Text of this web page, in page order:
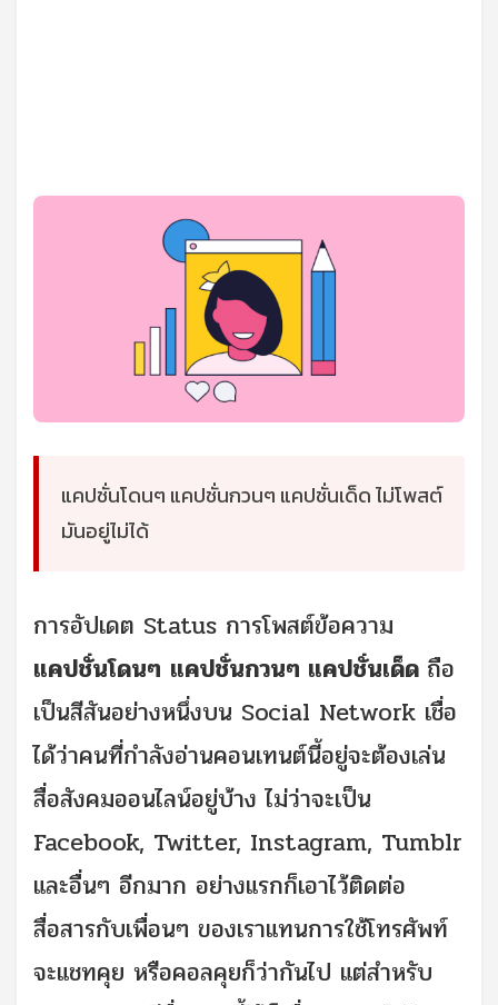
แคปชั่นโดนๆ แคปชั่นกวนๆ แคปชั่นเด็ด ไม่โพสต์
มันอยู่ไม่ได้
การอัปเดต Status การโพสต์ข้อความ
แคปชั่นโดนๆ แคปชั่นกวนๆ แคปชั่นเด็ด ถือ
เป็นสีสันอย่างหนึ่งบน Social Network เชื่อ
ได้ว่าคนที่กำลังอ่านคอนเทนต์นี้อยู่จะต้องเล่น
สื่อสังคมออนไลน์อยู่บ้าง ไม่ว่าจะเป็น
Facebook, Twitter, Instagram, Tumblr
และอื่นๆ อีกมาก อย่างแรกก็เอาไว้ติดต่อ
สื่อสารกับเพื่อนๆ ของเราแทนการใช้โทรศัพท์
จะแชทคุย หรือคอลคุยก็ว่ากันไป แต่สำหรับ